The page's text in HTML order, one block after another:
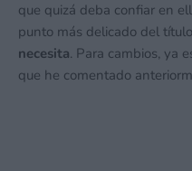
que quizá deba confiar en
punto más delicado del
necesita. Para cambios, ya
que he comentado